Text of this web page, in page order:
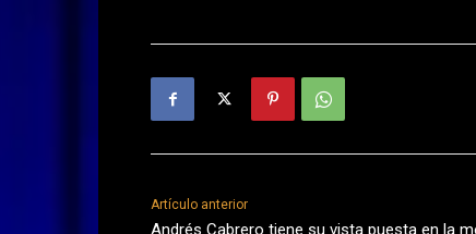
Artículo anterior
Andrés Cabrero tiene su vista puesta en la